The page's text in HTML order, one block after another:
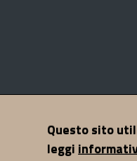
Link
Utili
Questo sito
leggi